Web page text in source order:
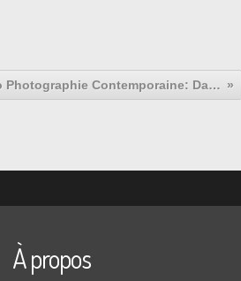
Expo Photographie Contemporaine: Dans l’atelier l’artiste photographié d’Ingres à Jeff koons
À propos